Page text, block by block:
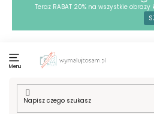
Teraz RABAT 20% na wszystkie
Menu
Malowanie po numerach